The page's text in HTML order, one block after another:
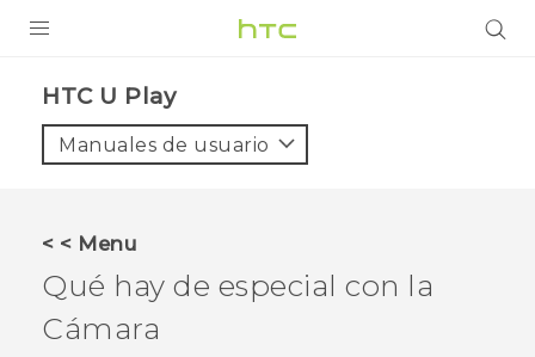
VIVE
VIVERSE
HTC U Play‎
Manuales de usuario
< < Menu
Qué hay de especial con la
Cámara